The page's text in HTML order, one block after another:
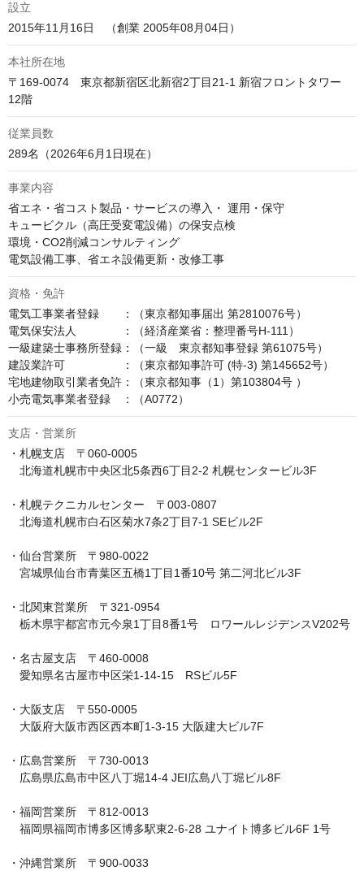
設立
2015年11月16日　（創業 2005年08月04日）
本社所在地
〒169-0074　東京都新宿区北新宿2丁目21-1 新宿フロントタワー
12階
従業員数
289名（2026年6月1日現在）
事業内容
省エネ・省コスト製品・サービスの導入・ 運用・保守
キュービクル（高圧受変電設備）の保安点検
環境・CO2削減コンサルティング
電気設備工事、省エネ設備更新・改修工事
資格・免許
電気工事業者登録　　：（東京都知事届出 第2810076号）
電気保安法人　　　　：（経済産業省：整理番号H-111）
一級建築士事務所登録：（一級　東京都知事登録 第61075号）
建設業許可　　　　　：（東京都知事許可 (特-3) 第145652号）
宅地建物取引業者免許：（東京都知事（1）第103804号 ）
小売電気事業者登録　：（A0772）
支店・営業所
・札幌支店　〒060-0005
北海道札幌市中央区北5条西6丁目2-2 札幌センタービル3F
・札幌テクニカルセンター　〒003-0807
北海道札幌市白石区菊水7条2丁目7-1 SEビル2F
・仙台営業所　〒980-0022
宮城県仙台市青葉区五橋1丁目1番10号 第二河北ビル3F
・北関東営業所　〒321-0954
栃木県宇都宮市元今泉1丁目8番1号　ロワールレジデンスV202号
・名古屋支店　〒460-0008
愛知県名古屋市中区栄1-14-15　RSビル5F
・大阪支店　〒550-0005
大阪府大阪市西区西本町1-3-15 大阪建大ビル7F
・広島営業所　〒730-0013
広島県広島市中区八丁堀14-4 JEI広島八丁堀ビル8F
・福岡営業所　〒812-0013
福岡県福岡市博多区博多駅東2-6-28 ユナイト博多ビル6F 1号
・沖縄営業所　〒900-0033